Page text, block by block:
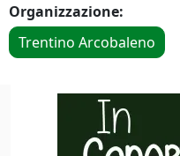
Organizzazione:
Trentino Arcobaleno